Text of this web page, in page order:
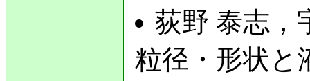
荻野 泰志，
粒径・形状と